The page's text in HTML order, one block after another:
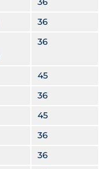
36
36
45
36
45
36
36